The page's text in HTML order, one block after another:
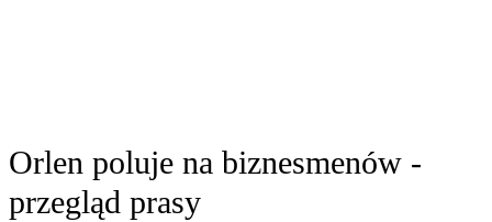
Orlen poluje na biznesmenów -
przegląd prasy